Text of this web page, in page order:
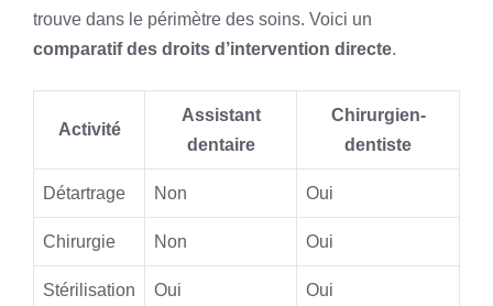
trouve dans le périmètre des soins. Voici un
comparatif des droits d’intervention directe.
Activité
Assistant
dentaire
Chirurgien-
dentiste
Détartrage Non Oui
Chirurgie Non Oui
Stérilisation Oui Oui